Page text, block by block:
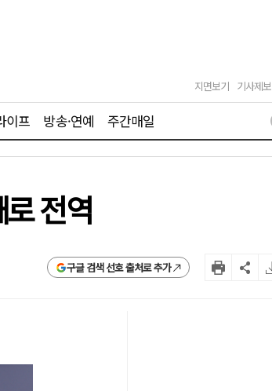
지면보기 기사제보
이프 방송·연예 주간매일
전역
구글 검색 선호 출처로 추가